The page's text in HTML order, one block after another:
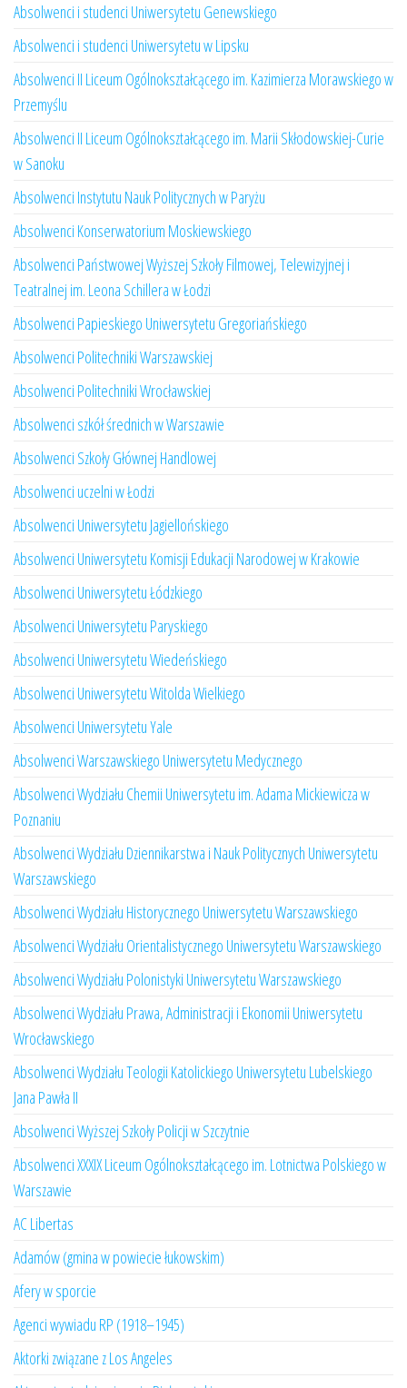
Absolwenci i studenci Uniwersytetu Genewskiego
Absolwenci i studenci Uniwersytetu w Lipsku
Absolwenci II Liceum Ogólnokształcącego im. Kazimierza Morawskiego w
Przemyślu
Absolwenci II Liceum Ogólnokształcącego im. Marii Skłodowskiej-Curie
w Sanoku
Absolwenci Instytutu Nauk Politycznych w Paryżu
Absolwenci Konserwatorium Moskiewskiego
Absolwenci Państwowej Wyższej Szkoły Filmowej, Telewizyjnej i
Teatralnej im. Leona Schillera w Łodzi
Absolwenci Papieskiego Uniwersytetu Gregoriańskiego
Absolwenci Politechniki Warszawskiej
Absolwenci Politechniki Wrocławskiej
Absolwenci szkół średnich w Warszawie
Absolwenci Szkoły Głównej Handlowej
Absolwenci uczelni w Łodzi
Absolwenci Uniwersytetu Jagiellońskiego
Absolwenci Uniwersytetu Komisji Edukacji Narodowej w Krakowie
Absolwenci Uniwersytetu Łódzkiego
Absolwenci Uniwersytetu Paryskiego
Absolwenci Uniwersytetu Wiedeńskiego
Absolwenci Uniwersytetu Witolda Wielkiego
Absolwenci Uniwersytetu Yale
Absolwenci Warszawskiego Uniwersytetu Medycznego
Absolwenci Wydziału Chemii Uniwersytetu im. Adama Mickiewicza w
Poznaniu
Absolwenci Wydziału Dziennikarstwa i Nauk Politycznych Uniwersytetu
Warszawskiego
Absolwenci Wydziału Historycznego Uniwersytetu Warszawskiego
Absolwenci Wydziału Orientalistycznego Uniwersytetu Warszawskiego
Absolwenci Wydziału Polonistyki Uniwersytetu Warszawskiego
Absolwenci Wydziału Prawa, Administracji i Ekonomii Uniwersytetu
Wrocławskiego
Absolwenci Wydziału Teologii Katolickiego Uniwersytetu Lubelskiego
Jana Pawła II
Absolwenci Wyższej Szkoły Policji w Szczytnie
Absolwenci XXXIX Liceum Ogólnokształcącego im. Lotnictwa Polskiego w
Warszawie
AC Libertas
Adamów (gmina w powiecie łukowskim)
Afery w sporcie
Agenci wywiadu RP (1918–1945)
Aktorki związane z Los Angeles